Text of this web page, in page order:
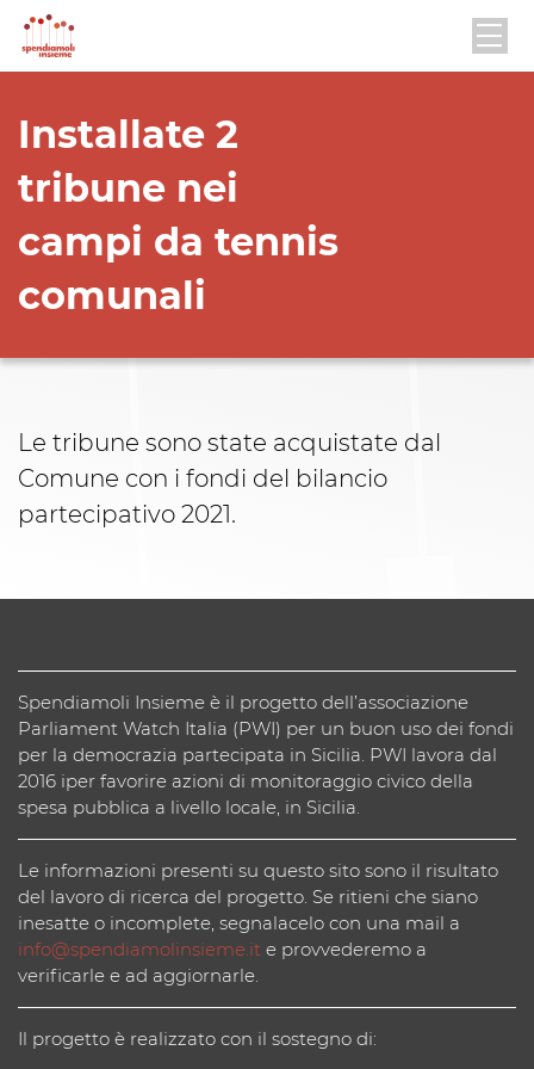
Installate 2
tribune nei
campi da tennis
comunali
Le tribune sono state acquistate dal
Comune con i fondi del bilancio
partecipativo 2021.
Spendiamoli Insieme è il progetto dell’associazione
Parliament Watch Italia (PWI) per un buon uso dei fondi
per la democrazia partecipata in Sicilia. PWI lavora dal
2016 iper favorire azioni di monitoraggio civico della
spesa pubblica a livello locale, in Sicilia.
Le informazioni presenti su questo sito sono il risultato
del lavoro di ricerca del progetto. Se ritieni che siano
inesatte o incomplete, segnalacelo con una mail a
info@spendiamolinsieme.it e provvederemo a
verificarle e ad aggiornarle.
Il progetto è realizzato con il sostegno di: